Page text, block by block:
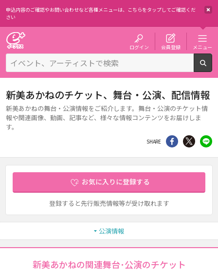
申込内容のご確認やお問い合わせなど各種メニューは、 こちらをタップしてご確認くだ
さい
ログイン 会員登録 メニュー
新美あかねのチケット、舞台・公演、配信情報
新美あかねの舞台・公演情報をご紹介します。舞台・公演のチケット情
報や関連画像、動画、記事など、様々な情報コンテンツをお届けしま
す。
SHARE シェア Twitter
お気に入りに登録する
登録すると先行販売情報等が受け取れます
公演情報
新美あかねの関連舞台･公演のチケット